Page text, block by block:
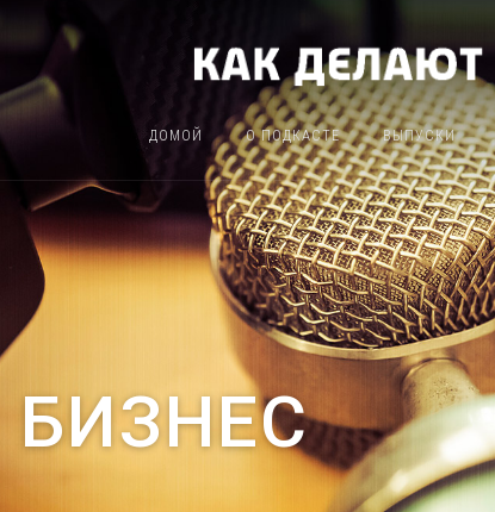
ДОМОЙ О ПОДКАСТЕ ВЫПУСКИ
БИЗНЕС